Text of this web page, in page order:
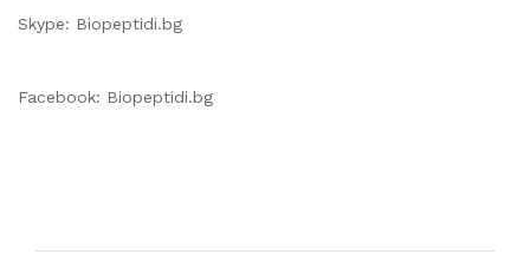
Skype: Biopeptidi.bg
Facebook: Biopeptidi.bg